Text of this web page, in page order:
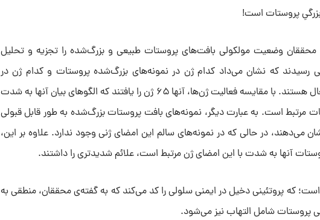
محققان وضعیت مولکولی بافت‌های پروستات طبیعی و بزرگ‌شده را تجزیه و تحلیل
رسیدند که نشان می‌داد کدام ژن در نمونه‌های بزرگ‌شده پروستات و کدام ژن در
نمونه‌های طبیعی فعال هستند. با مقایسه فعالیت ژن‌ها، آنها ۶۵ ژن را یافتند که الگوهای بیان آنها به شدت
مرتبط است. به عبارت دیگر، نمونه‌های بافت پروستات بزرگ‌شده به طور قابل قبولی
می‌دهند، در حالی که در نمونه‌های سالم این امضای ژنی وجود ندارد. علاوه بر این،
آنها به شدت با این امضای ژن مرتبط است، علائم شدیدتری را داشتند.
اولین ژن، CXCL۱۳ است؛ که پروتئینی دخیل در ایمنی سلولی را کد می‌کند که به گفته‌ی محققان، منطقی به
پروستات شامل التهاب نیز می‌شود.